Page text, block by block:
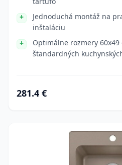
Jednoduchá montáž na
inštaláciu
Optimálne rozmery
štandardných
281.4 €